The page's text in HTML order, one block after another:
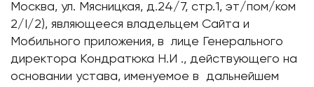
Москва, ул. Мясницкая, д.24/7, стр.1, эт/пом/ком
2/I/2), являющееся владельцем Сайта и
Мобильного приложения, в лице Генерального
директора Кондратюка Н.И ., действующего на
основании устава, именуемое в дальнейшем